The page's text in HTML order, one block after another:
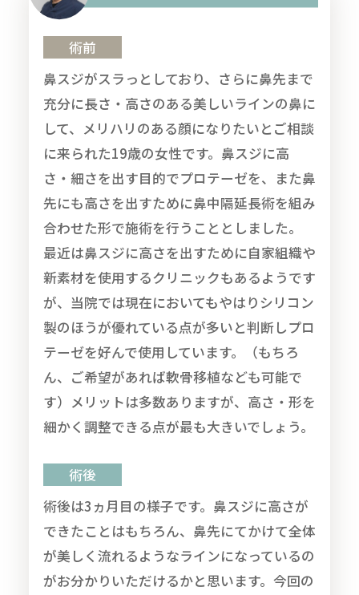
術前
鼻スジがスラっとしており、さらに鼻先まで
充分に長さ・高さのある美しいラインの鼻に
して、メリハリのある顔になりたいとご相談
に来られた19歳の女性です。鼻スジに高
さ・細さを出す目的でプロテーゼを、また鼻
先にも高さを出すために鼻中隔延長術を組み
合わせた形で施術を行うこととしました。
最近は鼻スジに高さを出すために自家組織や
新素材を使用するクリニックもあるようです
が、当院では現在においてもやはりシリコン
製のほうが優れている点が多いと判断しプロ
テーゼを好んで使用しています。（もちろ
ん、ご希望があれば軟骨移植なども可能で
す）メリットは多数ありますが、高さ・形を
細かく調整できる点が最も大きいでしょう。
術後
術後は3ヵ月目の様子です。鼻スジに高さが
できたことはもちろん、鼻先にてかけて全体
が美しく流れるようなラインになっているの
がお分かりいただけるかと思います。今回の